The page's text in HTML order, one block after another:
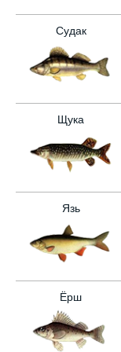
Судак
Щука
Язь
Ёрш
отлично,
Уже
всегда
Сегодня
поймать
полной
успешно
Прогноз
неделю